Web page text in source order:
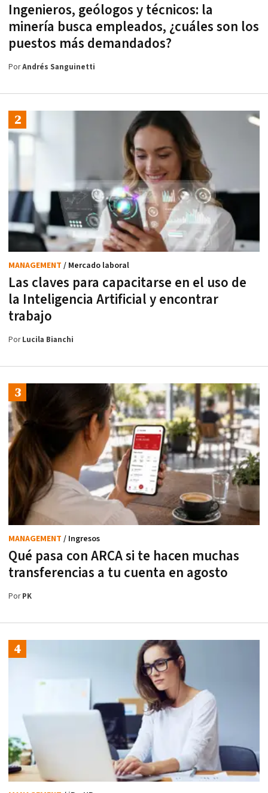
Ingenieros, geólogos y técnicos: la
minería busca empleados, ¿cuáles son los
puestos más demandados?
PorAndrés Sanguinetti
Las claves para capacitarse en el uso de
la Inteligencia Artificial y encontrar
trabajo
MANAGEMENT / Mercado laboral
PorLucila Bianchi
Qué pasa con ARCA si te hacen muchas
transferencias a tu cuenta en agosto
MANAGEMENT / Ingresos
PorPK